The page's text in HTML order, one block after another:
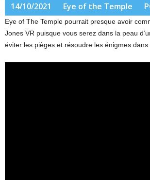
14/10/2021 Eye of the Temple
Eye of The Temple pourrait presque avoir
Jones VR puisque vous serez dans la peau
éviter les pièges et résoudre les énigmes dans